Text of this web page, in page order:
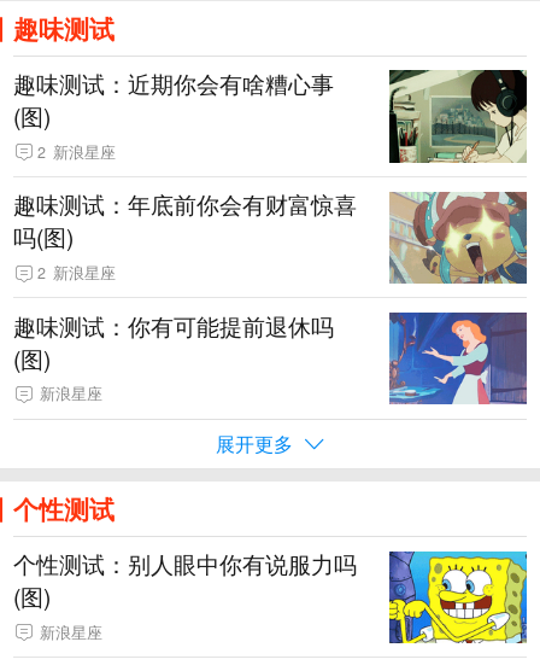
趣味测试
趣味测试：近期你会有啥糟心事
(图)
2 新浪星座
趣味测试：年底前你会有财富惊喜
吗(图)
2 新浪星座
趣味测试：你有可能提前退休吗
(图)
新浪星座
展开更多
个性测试
个性测试：别人眼中你有说服力吗
(图)
新浪星座